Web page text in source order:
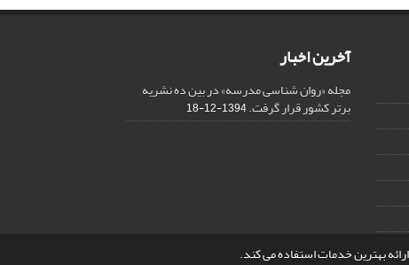
بهترین خدمات استفاده می کند.
آخرین اخبار
مجله «روان شناسی مدرسه» در بین ده نشریه
برتر کشور قرار گرفت.1394-12-18